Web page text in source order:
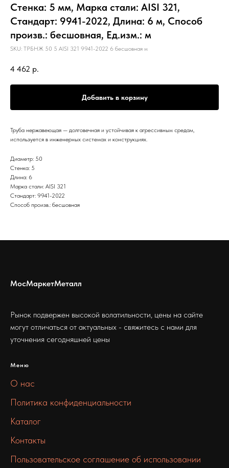
Стенка: 5 мм, Марка стали: AISI 321,
Стандарт: 9941-2022, Длина: 6 м, Способ
произв.: бесшовная, Ед.изм.: м
SKU: ТРБНЖ 50 5 AISI 321 9941-2022 6 бесшовная м
4 462 р.
Добавить в корзину
Труба нержавеющая — долговечная и устойчивая к агрессивным средам,
используется в инженерных системах и конструкциях.
Диаметр: 50
Стенка: 5
Длина: 6
Марка стали: AISI 321
Стандарт: 9941-2022
Способ произв.: бесшовная
МосМаркетМеталл
Рынок подвержен высокой волатильности, цены на сайте
могут отличаться от актуальных - свяжитесь с нами для
уточнения сегодняшней цены
Меню
О нас
Политика конфиденциальности
Каталог
Контакты
Пользовательское соглашение об использовании